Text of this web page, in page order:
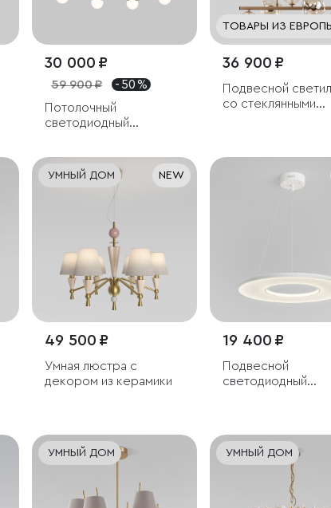
30 000 ₽
59 900 ₽
- 50 %
Потолочный
светодиодный
ТОВАРЫ ИЗ ЕВРОПЫ
36 900 ₽
Подвесной
со стеклянными
УМНЫЙ ДОМ NEW
49 500 ₽
Умная люстра с
декором из керамики
19 400 ₽
Подвесной
светодиодный
УМНЫЙ ДОМ УМНЫЙ ДОМ